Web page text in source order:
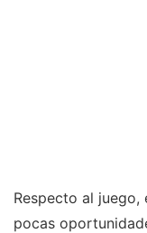
Respecto al
pocas